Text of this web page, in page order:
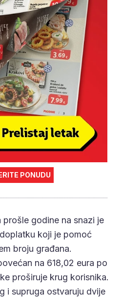
PONUDU
godine na snazi je
koji je pomoć
broju građana.
na 618,02 eura po
proširuje krug korisnika.
i supruga ostvaruju dvije